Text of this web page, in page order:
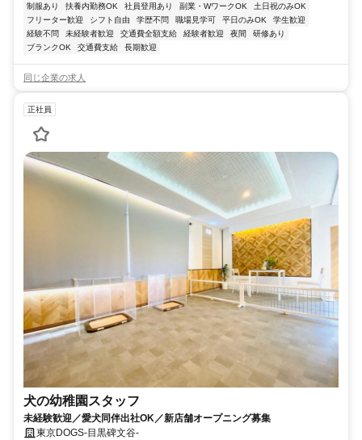
制服あり 扶養内勤務OK 社員登用あり 副業・WワークOK
土日祝のみOK
フリーター歓迎
シフト自由 学歴不問 職場見学可 平日のみOK
学生歓迎
経験不問
未経験者歓迎 交通費全額支給 経験者歓迎 夜間
研修あり
ブランクOK
交通費支給 長期歓迎
同じ企業の求人
正社員
犬の幼稚園スタッフ
未経験歓迎／愛犬同伴出社OK／新店舗オープニング募集
東京DOGS-目黒碑文谷-